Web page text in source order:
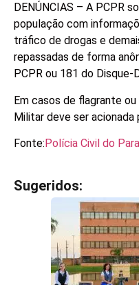
DENÚNCIAS – A PCPR
população com
tráfico de drogas e
repassadas de forma
PCPR ou 181 do Disque-
Em casos de flagrante
Militar deve ser
Fonte:Polícia Civil do
Sugeridos: